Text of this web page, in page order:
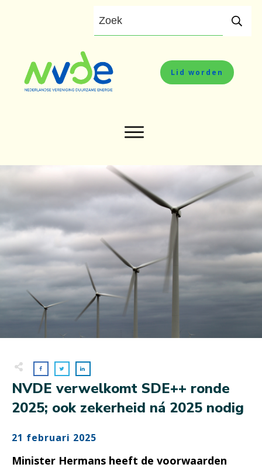
Lid worden
NVDE verwelkomt SDE++ ronde
2025; ook zekerheid ná 2025 nodig
21 februari 2025
Minister Hermans heeft de voorwaarden